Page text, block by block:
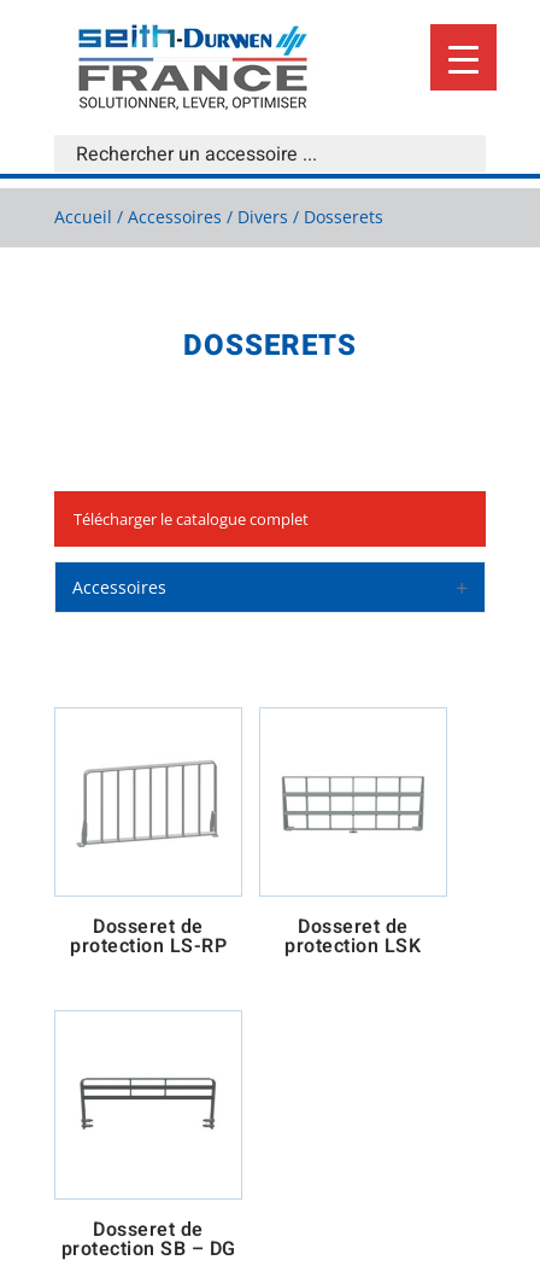
Accueil / Accessoires / Divers / Dosserets
DOSSERETS
Télécharger le catalogue complet
Accessoires
Dosseret de
protection LS-RP
Dosseret de
protection LSK
Dosseret de
protection SB – DG